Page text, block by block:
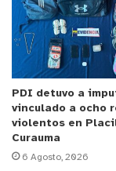
de detención
turno.
PDI detuvo a
vinculado a ocho
violentos en
Curauma
6 Agosto, 2026